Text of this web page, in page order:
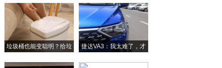
加州通达陈能豪：深耕冷链赋能民生发展
2026年适合学生党的旗舰手机终极推荐，
垃圾桶也能变聪明？给垃
捷达VA3：我太难了，才